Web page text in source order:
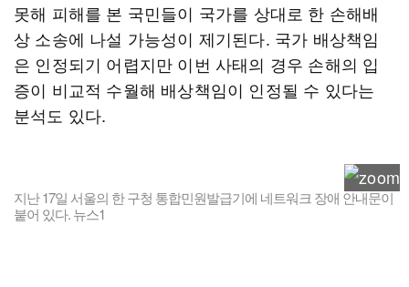
못해 피해를 본 국민들이 국가를 상대로 한 손해배
상 소송에 나설 가능성이 제기된다. 국가 배상책임
은 인정되기 어렵지만 이번 사태의 경우 손해의 입
증이 비교적 수월해 배상책임이 인정될 수 있다는
분석도 있다.
지난 17일 서울의 한 구청 통합민원발급기에 네트워크 장애 안내문이
붙어 있다. 뉴스1